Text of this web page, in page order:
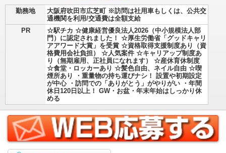
勤務地
大阪府吹田市広芝町 ※訪問は社用車もしくは、公共交
通機関を利用/交通費は全額支給
PR
☆駅チカ ☆健康経営優良法人2026（中小規模法人部
門）に認定されました！ ☆厚生労働省「グッドキャリ
アアワード大賞」を受賞 ☆資格取得支援制度あり（資
格費用会社負担） ☆人気案件 ☆キャリアップ制度あ
り（無期雇用、正社員になれます） ☆産休育休制度
☆食堂・ロッカーあり ☆髪色自由、ネイル自由 ☆喫
煙所あり ・重量物の持ち運びナシ！ 設置や初期設定
が中心 ・訪問での「ありがとう」がやりがい ・年間
休日120日以上！ GW・お盆・年末年始はしっかり休
める